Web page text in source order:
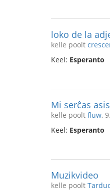
loko de la
kelle poolt
Keel: Esperanto
Mi serĉas
kelle poolt fluw,
Keel: Esperanto
Muzikvideo
kelle poolt